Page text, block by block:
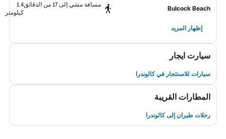
Bulcock Beach
مسافة مشي إلى 17 من الدقائق
1.4
كيلومتر
إظهار المزيد
سيارت ايجار
سيارات للاستئجار في كالوندرا
المطارات القريبة
رحلات طيران إلى كالوندرا